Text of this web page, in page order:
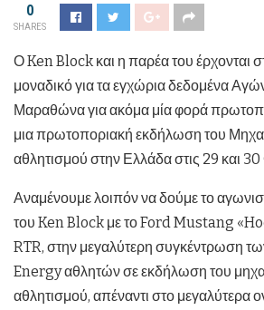
0
SHARES
Ο Ken Block και η παρέα του έρχονται
μοναδικό για τα εγχώρια δεδομένα
Μαραθώνα για ακόμα μία φορά
μια πρωτοποριακή εκδήλωση του
αθλητισμού στην Ελλάδα στις 29 και
Αναμένουμε λοιπόν να δούμε το
του Ken Block με το Ford Mustang
RTR, στην μεγαλύτερη συγκέντρωση
Energy αθλητών σε εκδήλωση του
αθλητισμού, απέναντι στο μεγαλύτερα